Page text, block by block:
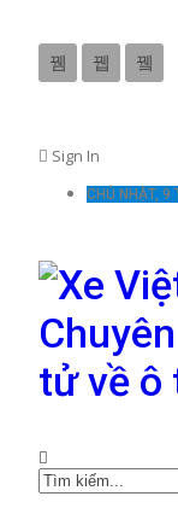
Sign In
CHỦ NHẬT, 9
tử về ô